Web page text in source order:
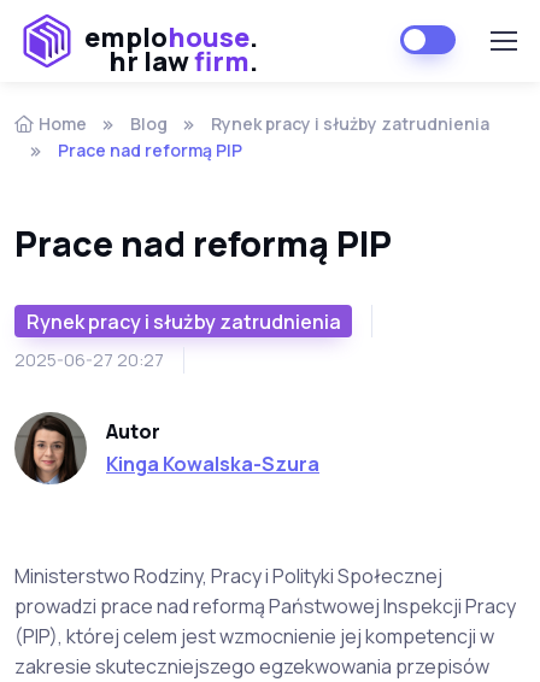
emplohouse.
hr lawfirm.
Home Blog
Rynek pracy i służby zatrudnienia
Prace nad reformą PIP
Prace nad reformą PIP
Rynek pracy i służby zatrudnienia
2025-06-27 20:27
Autor
Kinga Kowalska-Szura
Ministerstwo Rodziny, Pracy i Polityki Społecznej
prowadzi prace nad reformą Państwowej Inspekcji Pracy
(PIP), której celem jest wzmocnienie jej kompetencji w
zakresie skuteczniejszego egzekwowania przepisów